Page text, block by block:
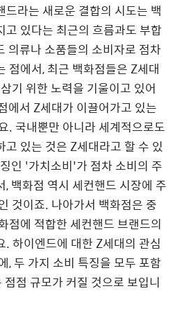
드라는 새로운 결합의 시도는 백
있다는 최근의 흐름과도 부합
의류나 소품들의 소비자로 점차
점에서, 최근 백화점들은 Z세대
기 위한 노력을 기울이고 있어
에서 Z세대가 이끌어가고 있는
. 국내뿐만 아니라 세계적으로도
고 있는 것은 Z세대라고 할 수 있
인 '가치소비'가 점차 소비의 주
백화점 역시 세컨핸드 시장에 주
것이죠. 나아가서 백화점은 중
점에 적합한 세컨핸드 브랜드의
. 하이엔드에 대한 Z세대의 관심
, 두 가지 소비 특징을 모두 포함
점 규모가 커질 것으로 보입니